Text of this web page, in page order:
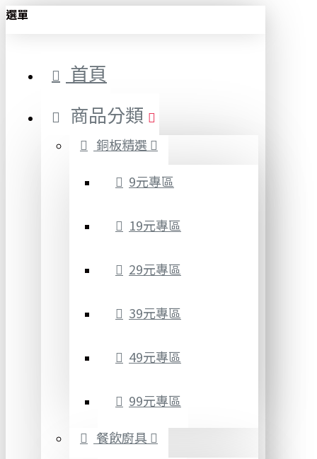
選單
首頁
商品分類
銅板精選
9元專區
19元專區
29元專區
39元專區
49元專區
99元專區
餐飲廚具